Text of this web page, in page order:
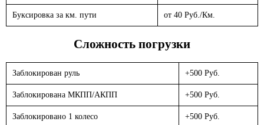
Буксировка за км. пути от 40 Руб./Км.
Сложность погрузки
Заблокирован руль +500 Руб.
Заблокирована МКПП/АКПП +500 Руб.
Заблокировано 1 колесо +500 Руб.